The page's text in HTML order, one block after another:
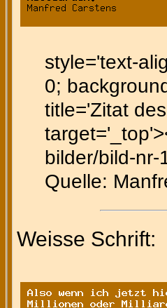
style='text-
0;
title='Zitat
bilder/bild-nr-
Quelle:
Weisse Schrift: